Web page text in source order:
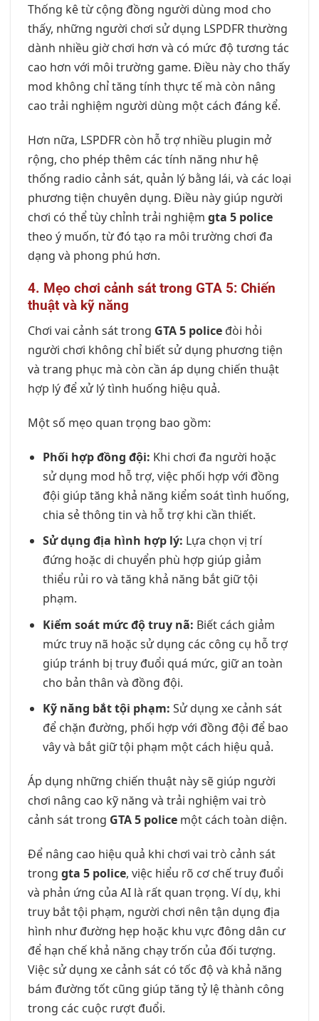
Thống kê từ cộng đồng người dùng mod cho
thấy, những người chơi sử dụng LSPDFR thường
dành nhiều giờ chơi hơn và có mức độ tương tác
cao hơn với môi trường game. Điều này cho thấy
mod không chỉ tăng tính thực tế mà còn nâng
cao trải nghiệm người dùng một cách đáng kể.
Hơn nữa, LSPDFR còn hỗ trợ nhiều plugin mở
rộng, cho phép thêm các tính năng như hệ
thống radio cảnh sát, quản lý bằng lái, và các loại
phương tiện chuyên dụng. Điều này giúp người
chơi có thể tùy chỉnh trải nghiệm gta 5 police
theo ý muốn, từ đó tạo ra môi trường chơi đa
dạng và phong phú hơn.
4. Mẹo chơi cảnh sát trong GTA 5: Chiến
thuật và kỹ năng
Chơi vai cảnh sát trong GTA 5 police đòi hỏi
người chơi không chỉ biết sử dụng phương tiện
và trang phục mà còn cần áp dụng chiến thuật
hợp lý để xử lý tình huống hiệu quả.
Một số mẹo quan trọng bao gồm:
Phối hợp đồng đội: Khi chơi đa người hoặc
sử dụng mod hỗ trợ, việc phối hợp với đồng
đội giúp tăng khả năng kiểm soát tình huống,
chia sẻ thông tin và hỗ trợ khi cần thiết.
Sử dụng địa hình hợp lý: Lựa chọn vị trí
đứng hoặc di chuyển phù hợp giúp giảm
thiểu rủi ro và tăng khả năng bắt giữ tội
phạm.
Kiểm soát mức độ truy nã: Biết cách giảm
mức truy nã hoặc sử dụng các công cụ hỗ trợ
giúp tránh bị truy đuổi quá mức, giữ an toàn
cho bản thân và đồng đội.
Kỹ năng bắt tội phạm: Sử dụng xe cảnh sát
để chặn đường, phối hợp với đồng đội để bao
vây và bắt giữ tội phạm một cách hiệu quả.
Áp dụng những chiến thuật này sẽ giúp người
chơi nâng cao kỹ năng và trải nghiệm vai trò
cảnh sát trong GTA 5 police một cách toàn diện.
Để nâng cao hiệu quả khi chơi vai trò cảnh sát
trong gta 5 police, việc hiểu rõ cơ chế truy đuổi
và phản ứng của AI là rất quan trọng. Ví dụ, khi
truy bắt tội phạm, người chơi nên tận dụng địa
hình như đường hẹp hoặc khu vực đông dân cư
để hạn chế khả năng chạy trốn của đối tượng.
Việc sử dụng xe cảnh sát có tốc độ và khả năng
bám đường tốt cũng giúp tăng tỷ lệ thành công
trong các cuộc rượt đuổi.